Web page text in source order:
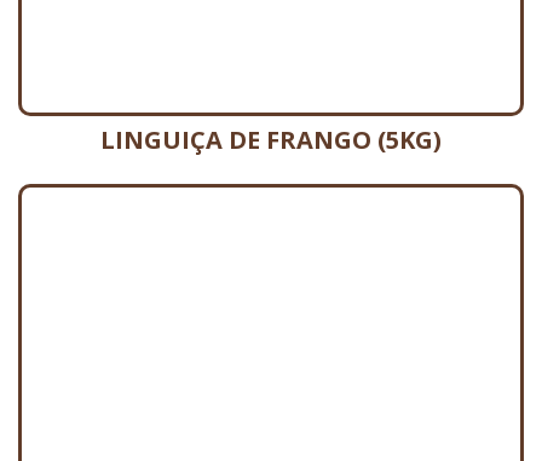
LINGUIÇA DE FRANGO (5KG)